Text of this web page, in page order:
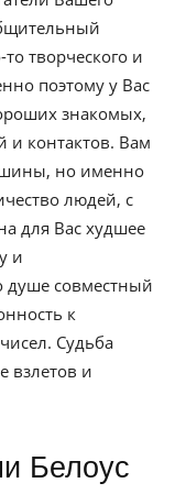
творческого и
поэтому у Вас
знакомых,
и контактов. Вам
но именно
людей, с
для Вас худшее
и
душе совместный
к
Судьба
взлетов и
Белоус